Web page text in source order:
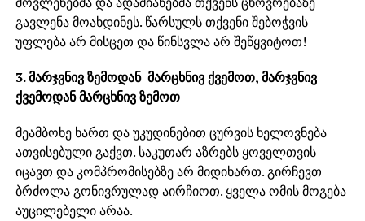
გავლენა მოახდინეს. წარსულს თქვენი შებოჭვის
უფლება არ მისცეთ და წინსვლა არ შეწყვიტოთ!
3. მარჯვნივ ზემოდან მარცხნივ ქვემოთ, მარჯვნივ
ქვემოდან მარცხნივ ზემოთ
მეამბოხე ხართ და უკუდინებით ცურვის ხელოვნება
ათვისებული გაქვთ. საკუთარ აზრებს ყოველთვის
იცავთ და კომპრომისებზე არ მიდიხართ. გირჩევთ
ბრძოლა გონივრულად აირჩიოთ. ყველა ომის მოგება
აუცილებელი არაა.